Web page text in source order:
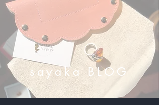
​sayaka BLOG